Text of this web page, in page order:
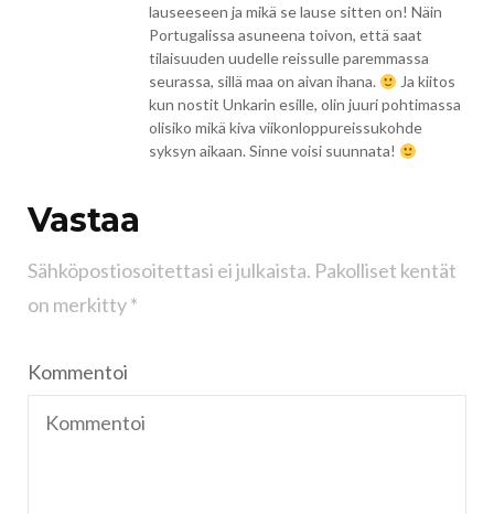
lauseeseen ja mikä se lause sitten on! Näin
Portugalissa asuneena toivon, että saat
tilaisuuden uudelle reissulle paremmassa
seurassa, sillä maa on aivan ihana.
Ja kiitos
kun nostit Unkarin esille, olin juuri pohtimassa
olisiko mikä kiva viikonloppureissukohde
syksyn aikaan. Sinne voisi suunnata!
Vastaa
Sähköpostiosoitettasi ei julkaista. Pakolliset kentät
on merkitty*
Kommentoi